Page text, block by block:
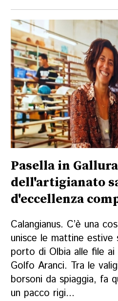
Pasella in
dell'artigianato
d'eccellenza
Calangianus. C’è una
unisce le mattine estive
porto di Olbia alle file
Golfo Aranci. Tra le
borsoni da spiaggia, fa
un pacco rigi...